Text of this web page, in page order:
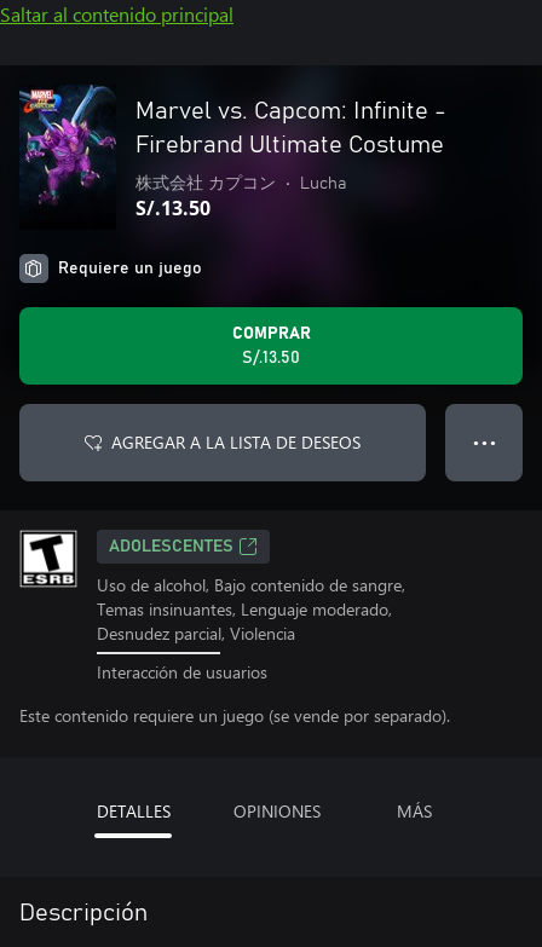
Saltar al contenido principal
Marvel vs. Capcom: Infinite -
Firebrand Ultimate Costume
株式会社 カプコン • Lucha
S/.13.50
Requiere un juego
COMPRAR
S/.13.50
AGREGAR A LA LISTA DE DESEOS ● ● ●
ADOLESCENTES
Uso de alcohol, Bajo contenido de sangre,
Temas insinuantes, Lenguaje moderado,
Desnudez parcial, Violencia
Interacción de usuarios
Este contenido requiere un juego (se vende por separado).
DETALLES OPINIONES MÁS
Descripción